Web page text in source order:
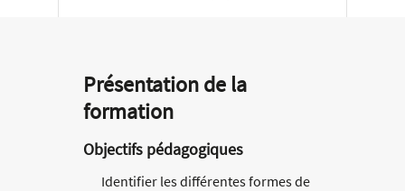
Présentation de la
formation
Objectifs pédagogiques
Identifier les différentes formes de